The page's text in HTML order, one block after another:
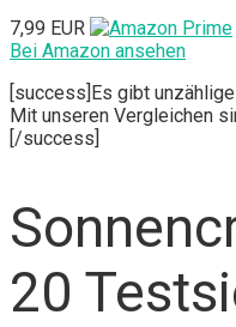
7,99 EUR
Bei Amazon ansehen
[success]Es gibt
Mit unseren Vergleichen
[/success]
20